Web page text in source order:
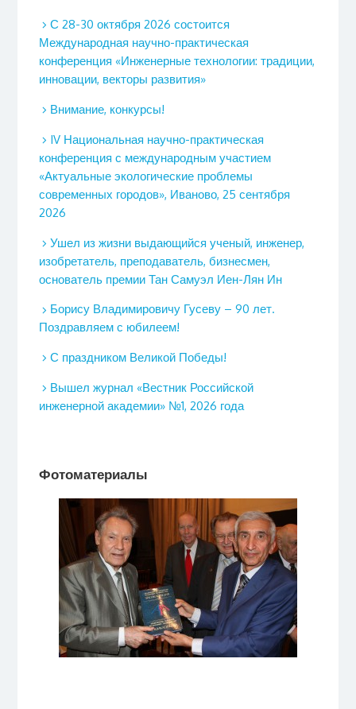
С 28-30 октября 2026 состоится
Международная научно-практическая
конференция «Инженерные технологии: традиции,
инновации, векторы развития»
Внимание, конкурсы!
IV Национальная научно-практическая
конференция с международным участием
«Актуальные экологические проблемы
современных городов», Иваново, 25 сентября
2026
Ушел из жизни выдающийся ученый, инженер,
изобретатель, преподаватель, бизнесмен,
основатель премии Тан Самуэл Иен-Лян Ин
Борису Владимировичу Гусеву – 90 лет.
Поздравляем с юбилеем!
С праздником Великой Победы!
Вышел журнал «Вестник Российской
инженерной академии» №1, 2026 года
Фотоматериалы